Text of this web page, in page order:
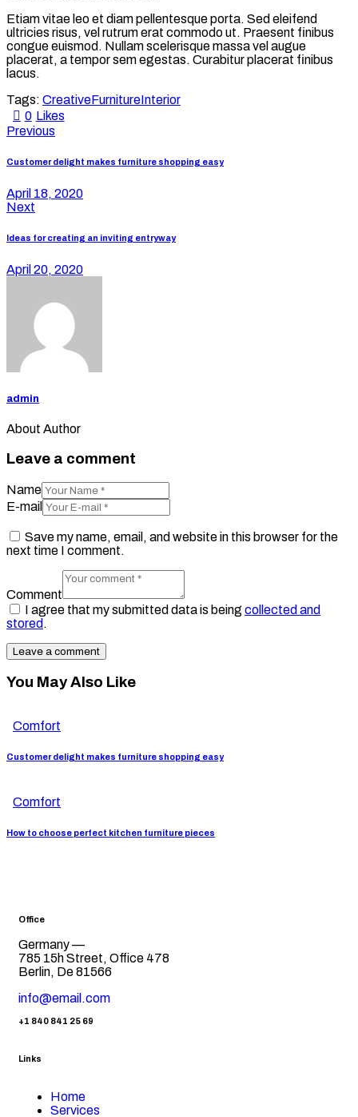
Etiam vitae leo et diam pellentesque porta. Sed eleifend
ultricies risus, vel rutrum erat commodo ut. Praesent finibus
congue euismod. Nullam scelerisque massa vel augue
placerat, a tempor sem egestas. Curabitur placerat finibus
lacus.
Tags: CreativeFurnitureInterior
0 Likes
Previous
Customer delight makes furniture shopping easy
April 18, 2020
Next
Ideas for creating an inviting entryway
April 20, 2020
admin
About Author
Leave a comment
Name
E-mail
Save my name, email, and website in this browser for the
next time I comment.
Comment
I agree that my submitted data is being collected and
stored .
You May Also Like
Comfort
Customer delight makes furniture shopping easy
Comfort
How to choose perfect kitchen furniture pieces
Office
Germany —
785 15h Street, Office 478
Berlin, De 81566
info@email.com
+1 840 841 25 69
Links
Home
Services